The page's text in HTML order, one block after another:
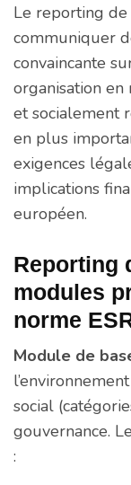
Le reporting
communiquer
convaincante
organisation
et socialement
en plus
exigences
implications
européen.
Reporting
modules
norme
Module de
social
gouvernance.
: